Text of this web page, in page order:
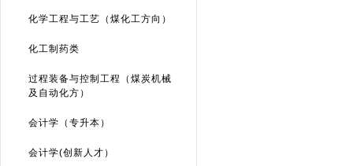
化学工程与工艺（煤化工方向）
化工制药类
过程装备与控制工程（煤炭机械
及自动化方）
会计学（专升本）
会计学(创新人才）